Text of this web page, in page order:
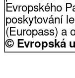
Evropského
poskytování
(Europass) a
© Evropská